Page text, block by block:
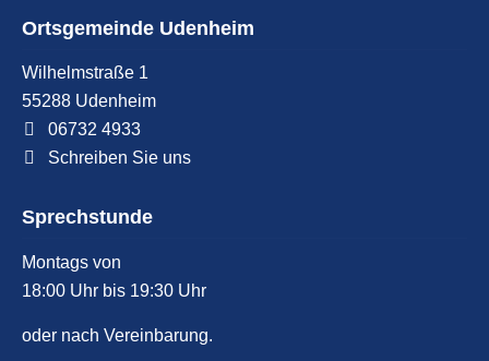
Ortsgemeinde Udenheim
Wilhelmstraße 1
55288 Udenheim
06732 4933
Schreiben Sie uns
Sprechstunde
Montags von
18:00 Uhr bis 19:30 Uhr
oder nach Vereinbarung.